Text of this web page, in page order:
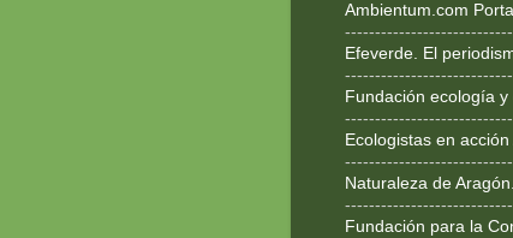
Ambientum.com
Efeverde. El
Fundación ecología
Ecologistas en acción
Naturaleza de
Fundación para la